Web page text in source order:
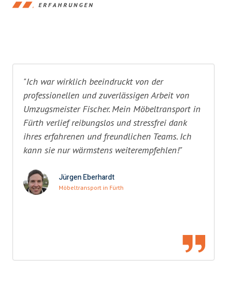
ERFAHRUNGEN
"Ich war wirklich beeindruckt von der
professionellen und zuverlässigen Arbeit von
Umzugsmeister Fischer. Mein Möbeltransport in
Fürth verlief reibungslos und stressfrei dank
ihres erfahrenen und freundlichen Teams. Ich
kann sie nur wärmstens weiterempfehlen!"
Jürgen Eberhardt
Möbeltransport in Fürth